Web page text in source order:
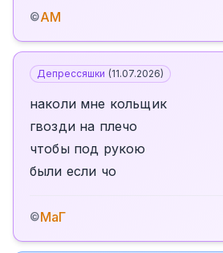
©АМ
Депрессяшки (11.07.2026)
наколи мне кольщик
гвозди на плечо
чтобы под рукою
были если чо
©МаГ